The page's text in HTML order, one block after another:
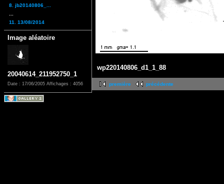
8. jb20140806_...
11. 13/08/2014
Image aléatoire
20040614_211952750_1
Date : 17/06/2005 Affichages : 4056
wp220140806_d1_1_88
première précédente